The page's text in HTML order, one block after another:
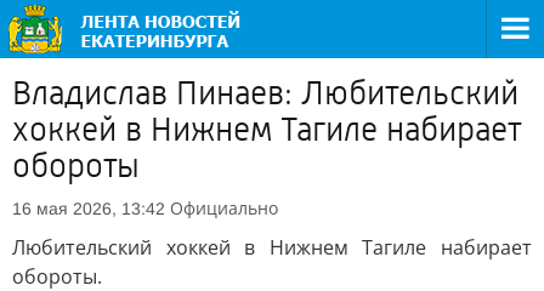
Владислав Пинаев: Любительский
хоккей в Нижнем Тагиле набирает
обороты
16 мая 2026, 13:42 Официально
Любительский хоккей в Нижнем Тагиле набирает
обороты.